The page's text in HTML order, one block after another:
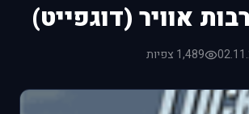
אוויר (דוגפייט)
1,489 צפיות